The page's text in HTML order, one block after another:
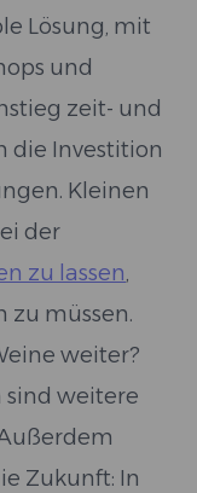
Lösung, mit
und
zeit- und
die Investition
Kleinen
der
zu lassen,
zu müssen.
weiter?
sind weitere
Zukunft: In